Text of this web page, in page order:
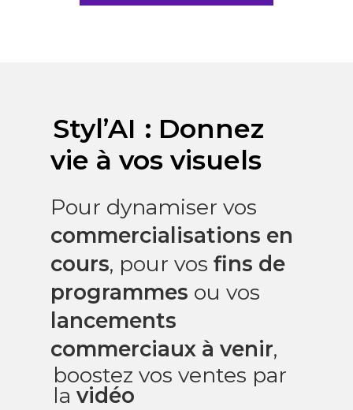
Styl’AI : Donnez
vie à vos visuels
Pour dynamiser vos
commercialisations en
cours, pour vosfins de
programmes ou vos
lancements
commerciaux à venir,
boostez vos ventes par
lavidéo